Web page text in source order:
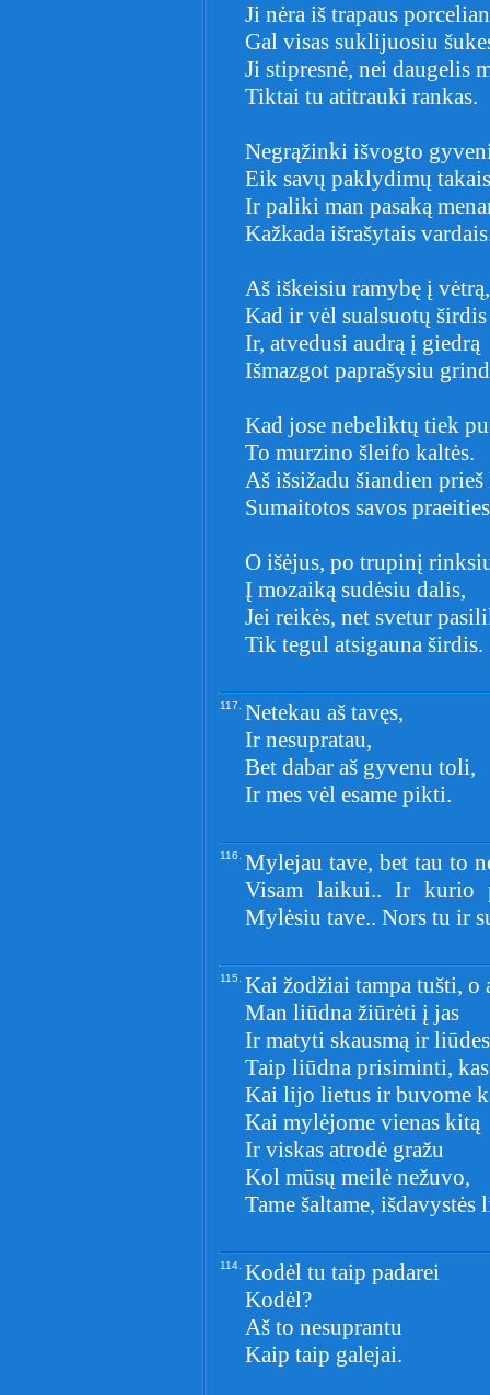
Ji nėra iš trapaus
Gal visas suklijuosiu
Ji stipresnė, nei daugelis
Tiktai tu atitrauki rankas.
Negrąžinki išvogto
Eik savų paklydimų takais
Ir paliki man pasaką
Kažkada išrašytais
Aš iškeisiu ramybę į vėtrą,
Kad ir vėl sualsuotų širdis
Ir, atvedusi audrą į giedrą
Išmazgot paprašysiu
Kad jose nebeliktų tiek
To murzino šleifo kaltės.
Aš išsižadu šiandien
Sumaitotos savos
O išėjus, po trupinį
Į mozaiką sudėsiu dalis,
Jei reikės, net svetur
Tik tegul atsigauna širdis.
117. Netekau aš tavęs,
Ir nesupratau,
Bet dabar aš gyvenu toli,
Ir mes vėl esame pikti.
116. Mylejau tave, bet tau to
Visam laikui.. Ir kurio
Mylėsiu tave.. Nors tu ir
115. Kai žodžiai tampa tušti, o
Man liūdna žiūrėti į jas
Ir matyti skausmą ir
Taip liūdna prisiminti,
Kai lijo lietus ir buvome
Kai mylėjome vienas kitą
Ir viskas atrodė gražu
Kol mūsų meilė nežuvo,
Tame šaltame, išdavystės
114. Kodėl tu taip padarei
Kodėl?
Aš to nesuprantu
Kaip taip galejai.